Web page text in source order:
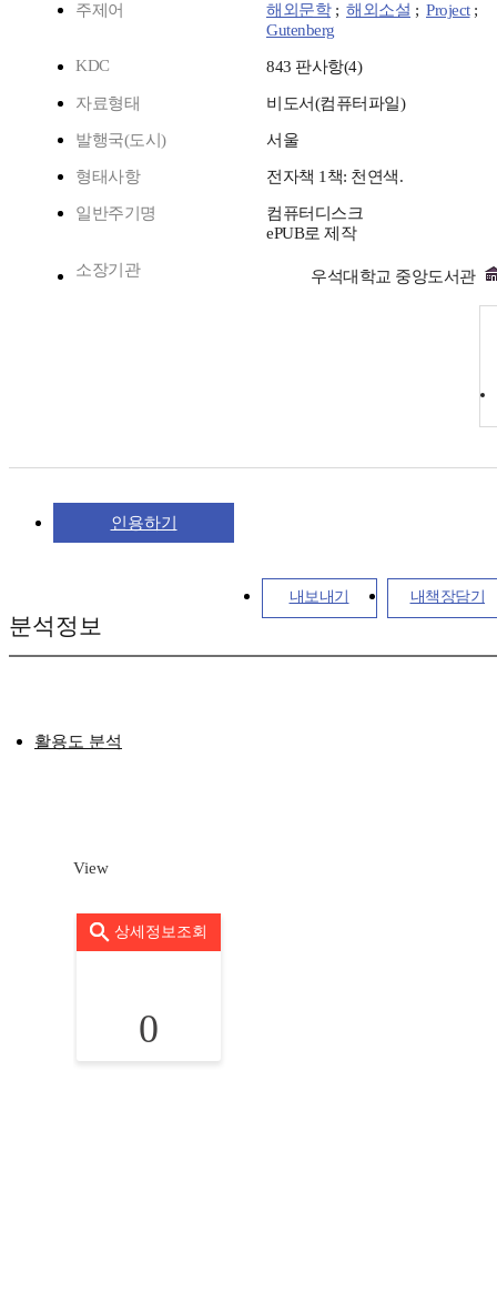
주제어 해외문학; 해외소설 ; Project;
Gutenberg
KDC
843 판사항(4)
자료형태 비도서(컴퓨터파일)
발행국(도시) 서울
형태사항 전자책 1책: 천연색.
일반주기명
컴퓨터디스크
ePUB로 제작
소장기관 우석대학교 중앙도서관
인용하기
내보내기 내책장담기
분석정보
활용도 분석
View
상세정보조회
0